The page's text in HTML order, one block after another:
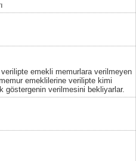
emekli memurlara verilmeyen
emeklilerine verilipte kimi
göstergenin verilmesini bekliyarlar.